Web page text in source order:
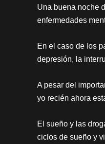
Una buena noche
enfermedades
En el caso de los
depresión, la
A pesar del
yo recién ahora
El sueño y las
ciclos de sueño y